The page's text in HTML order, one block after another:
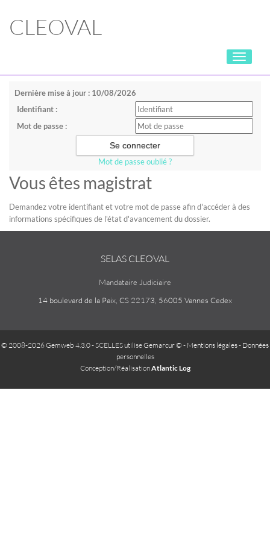
CLEOVAL
Toggle
Dernière mise à jour : 10/08/2026
Identifiant :
Mot de passe :
Mot de passe oublié ?
Vous êtes magistrat
Demandez votre identifiant et votre mot de passe afin d'accéder à des
informations spécifiques de l'état d'avancement du dossier.
SELAS CLEOVAL
Mandataire Judiciaire
14 boulevard de la Paix, CS 22173, 56005 Vannes Cedex
© 2008-2026 Gemweb 4.3.0- SCELLES utiliseGemarcur © - Mentions légales- Données
personnelles
Conception/RéalisationAtlantic Log